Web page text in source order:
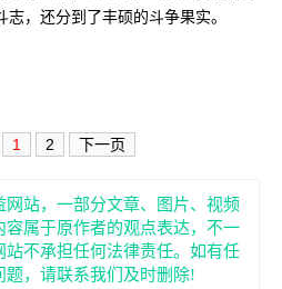
，还分到了丰硕的斗争果实。
1 2 下一页
网站，一部分文章、图片、视频
属于原作者的观点表达，不一
站不承担任何法律责任。如有任
，请联系我们及时删除!